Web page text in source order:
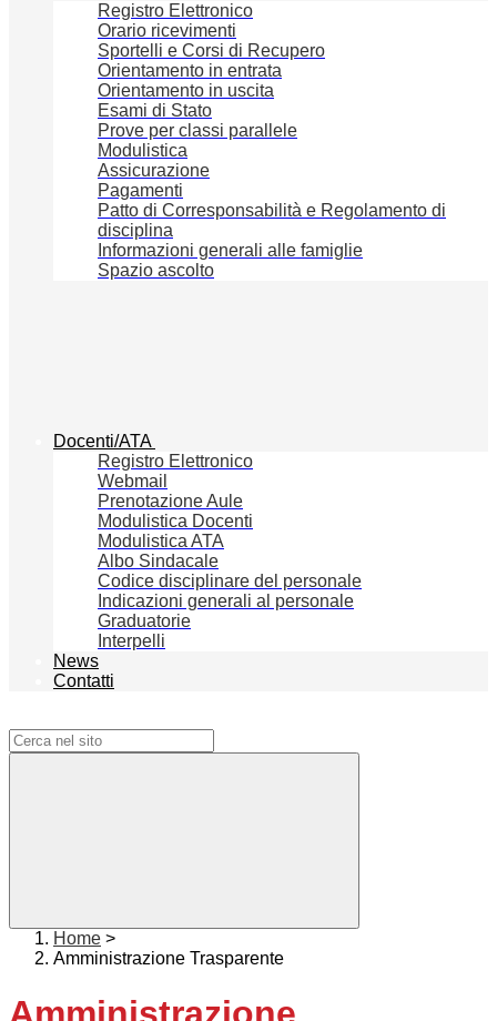
Registro Elettronico
Orario ricevimenti
Sportelli e Corsi di Recupero
Orientamento in entrata
Orientamento in uscita
Esami di Stato
Prove per classi parallele
Modulistica
Assicurazione
Pagamenti
Patto di Corresponsabilità e Regolamento di
disciplina
Informazioni generali alle famiglie
Spazio ascolto
Docenti/ATA
Registro Elettronico
Webmail
Prenotazione Aule
Modulistica Docenti
Modulistica ATA
Albo Sindacale
Codice disciplinare del personale
Indicazioni generali al personale
Graduatorie
Interpelli
News
Contatti
Home >
Amministrazione Trasparente
Amministrazione